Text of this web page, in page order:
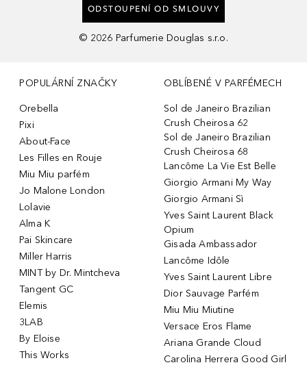
ODSTOUPENÍ OD SMLOUVY
© 2026 Parfumerie Douglas s.r.o.
POPULÁRNÍ ZNAČKY
Orebella
Pixi
About-Face
Les Filles en Rouje
Miu Miu parfém
Jo Malone London
Lolavie
Alma K
Pai Skincare
Miller Harris
MINT by Dr. Mintcheva
Tangent GC
Elemis
3LAB
By Eloise
This Works
OBLÍBENÉ V PARFÉMECH
Sol de Janeiro Brazilian
Crush Cheirosa 62
Sol de Janeiro Brazilian
Crush Cheirosa 68
Lancôme La Vie Est Belle
Giorgio Armani My Way
Giorgio Armani Sì
Yves Saint Laurent Black
Opium
Gisada Ambassador
Lancôme Idôle
Yves Saint Laurent Libre
Dior Sauvage Parfém
Miu Miu Miutine
Versace Eros Flame
Ariana Grande Cloud
Carolina Herrera Good Girl